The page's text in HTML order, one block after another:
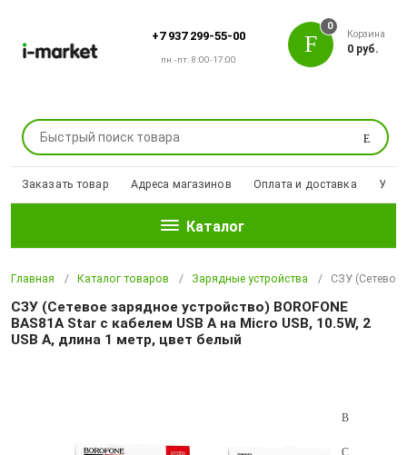
+7 937 299-55-00
пн.-пт. 8:00-17:00
Поиск
0
Корзина
0 руб.
Заказать товар Адреса магазинов Оплата и доставка
Каталог
Главная Каталог товаров Зарядные устройства СЗУ (Сетевое
СЗУ (Сетевое зарядное устройство) BOROFONE
BAS81A Star с кабелем USB A на Micro USB, 10.5W, 2
USB A, длина 1 метр, цвет белый